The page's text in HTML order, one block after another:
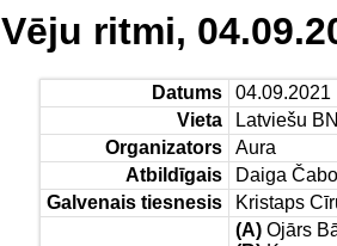
Vēju ritmi,
Datums
04.09.2021
Vieta
Latviešu
Organizators
Aura
Atbildīgais
Daiga
Galvenais tiesnesis
Kristaps
(A) Ojārs